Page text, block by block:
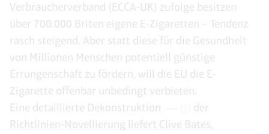
Verbraucherverband (ECCA-UK) zufolge besitzen
über 700.000 Briten eigene E-Zigaretten – Tendenz
rasch steigend. Aber statt diese für die Gesundheit
von Millionen Menschen potentiell günstige
Errungenschaft zu fördern, will die EU die E-
Zigarette offenbar unbedingt verbieten.
Eine detaillierte Dekonstruktion
der
Richtlinien-Novellierung liefert Clive Bates,